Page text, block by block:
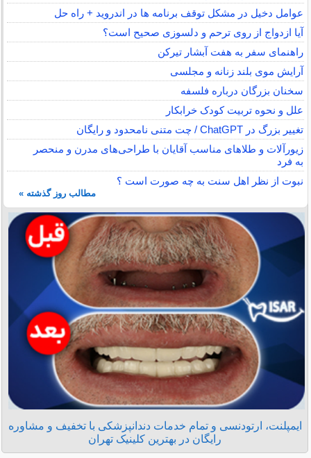
عوامل دخیل در مشکل توقف برنامه ها در اندروید + راه حل
آیا ازدواج از روی ترحم و دلسوزی صحیح است؟
راهنمای سفر به هفت آبشار تیرکن
آرایش موی بلند زنانه و مجلسی
سخنان بزرگان درباره فلسفه
علل و نحوه تربیت کودک خرابکار
تغییر بزرگ در ChatGPT / چت متنی نامحدود و رایگان
زیورآلات و طلاهای مناسب آقایان با طراحی‌های مدرن و منحصر
به فرد
نبوت از نظر اهل سنت به چه صورت است ؟
مطالب روز گذشته »
ایمپلنت، ارتودنسی و تمام خدمات دندانپزشکی با تخفیف و مشاوره
رایگان در بهترین کلینیک تهران